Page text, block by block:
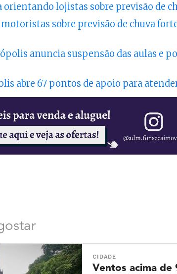
orientando lojistas sobre previsão de
sobre previsão de chuva
anuncia suspensão das aulas e
abre 67 pontos de apoio para
CIDADE
Ventos acima